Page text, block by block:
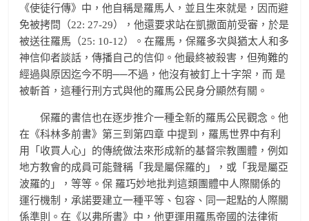
《使徒行傳》中，他自稱是羅馬人，並且生來就是，因而避
免被拷問（22: 27-29），他還要求站在凱撒面前受審，於是
被送往羅馬（25: 10-12）。在羅馬，保羅多次與猶太人和多
神信仰者談話，傳播自己的信仰。他最終被殺害，但殉難的
經過與原因迄今不明──不過，他沒有被釘上十字架，而 是
被斬首，這種行刑方式與他的羅馬公民身分顯然有關。
保羅的書信也在逐步推介一種全新的羅馬公民觀念。他
在《科林多前書》第三到第四章 中提到，羅馬世界中有利
用「收買人心」的傳統做法來形成新的基督宗教團體，例如
地方教會的成員可能聲稱「我是屬保羅的」，或「我是屬亞
波羅的」，等等。保 羅巧妙地批判這類團體中人際關係的
運行機制，承諾要建立一種平等、包容、同一起點的人際關
係準則。在《以弗所書》中，他更運用羅馬帝國的法律術